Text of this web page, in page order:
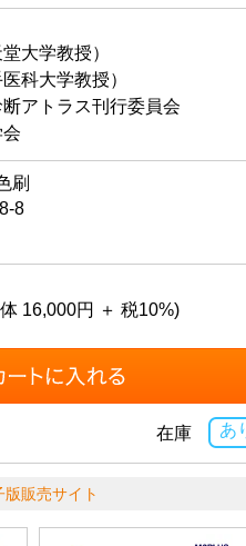
大学教授）
科大学教授）
アトラス刊行委員会
刷
8
16,000円 ＋ 税10%)
あ
在庫
版販売サイト